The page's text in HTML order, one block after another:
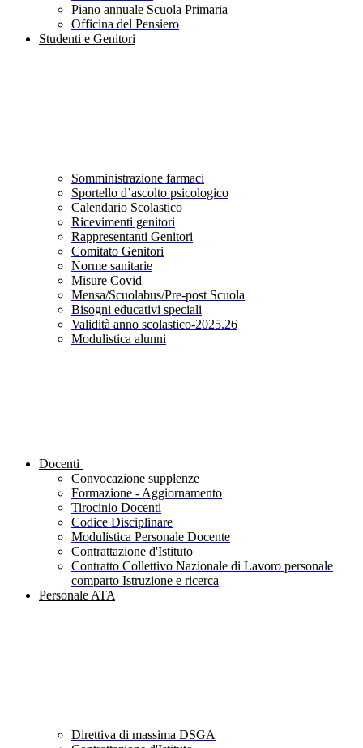
Piano annuale Scuola Primaria
Officina del Pensiero
Studenti e Genitori
Somministrazione farmaci
Sportello d’ascolto psicologico
Calendario Scolastico
Ricevimenti genitori
Rappresentanti Genitori
Comitato Genitori
Norme sanitarie
Misure Covid
Mensa/Scuolabus/Pre-post Scuola
Bisogni educativi speciali
Validità anno scolastico-2025.26
Modulistica alunni
Docenti
Convocazione supplenze
Formazione - Aggiornamento
Tirocinio Docenti
Codice Disciplinare
Modulistica Personale Docente
Contrattazione d'Istituto
Contratto Collettivo Nazionale di Lavoro personale
comparto Istruzione e ricerca
Personale ATA
Direttiva di massima DSGA